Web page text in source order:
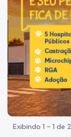
Quadro de
Acesso à
A Secretaria
Agenda do
Fale Conosco
Organização
Sala de
Exibindo 1 - 1 de